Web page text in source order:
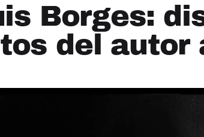
Borges:
del autor